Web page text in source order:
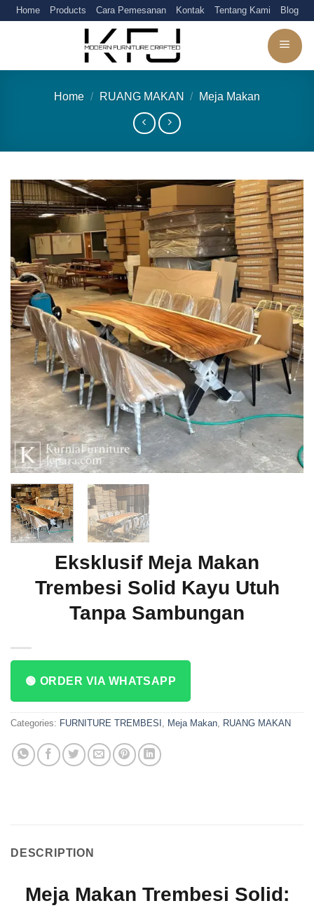
SkipHome Products Cara Pemesanan Kontak Tentang Kami Blog
Home / RUANG MAKAN / Meja Makan
Eksklusif Meja Makan
Trembesi Solid Kayu Utuh
Tanpa Sambungan
🟢 ORDER VIA WHATSAPP
Categories: FURNITURE TREMBESI , Meja Makan, RUANG MAKAN
DESCRIPTION
Meja Makan Trembesi Solid: